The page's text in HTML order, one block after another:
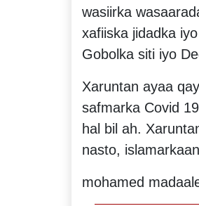
wasiirka
xafiiska jidadka
Gobolka siti iyo
Xaruntan ayaa
safmarka Covid
hal bil ah.
nasto,
mohamed